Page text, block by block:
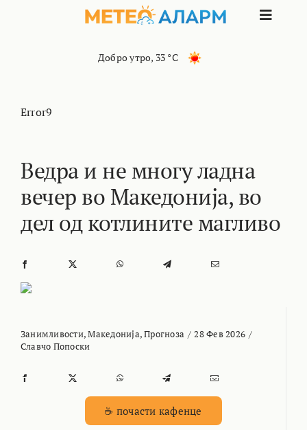
Toggle
КОНТАКТ
Добро утро, 33 °C
Error9
Ведра и не многу ладна
вечер во Македонија, во
дел од котлините магливо
Занимливости,Македонија,Прогноза / 28 Фев 2026 /
Славчо Попоски
☕ почасти кафенце